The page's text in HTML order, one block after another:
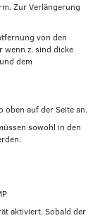
Zur Verlängerung
von den
wenn z. sind dicke
dem
oben auf der Seite an.
sowohl in den
aktiviert. Sobald der